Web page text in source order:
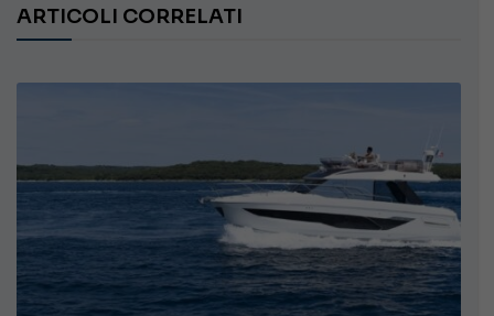
ARTICOLI CORRELATI